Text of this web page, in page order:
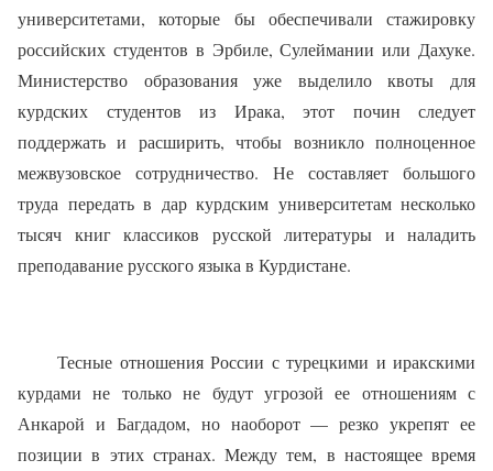
университетами, которые бы обеспечивали стажировку
российских студентов в Эрбиле, Сулеймании или Дахуке.
Министерство образования уже выделило квоты для
курдских студентов из Ирака, этот почин следует
поддержать и расширить, чтобы возникло полноценное
межвузовское сотрудничество. Не составляет большого
труда передать в дар курдским университетам несколько
тысяч книг классиков русской литературы и наладить
преподавание русского языка в Курдистане.
Тесные отношения России с турецкими и иракскими
курдами не только не будут угрозой ее отношениям с
Анкарой и Багдадом, но наоборот — резко укрепят ее
позиции в этих странах. Между тем, в настоящее время